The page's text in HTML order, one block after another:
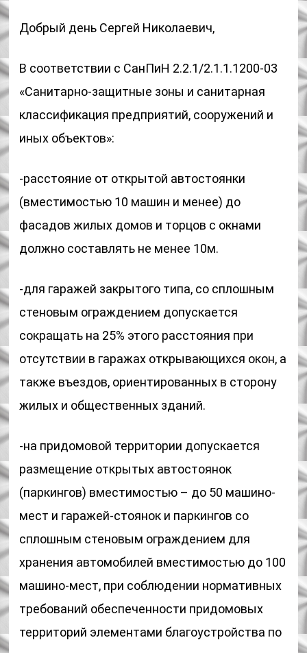
Добрый день Сергей Николаевич,
В соответствии с СанПиН 2.2.1/2.1.1.1200-03
«Санитарно-защитные зоны и санитарная
классификация предприятий, сооружений и
иных объектов»:
-расстояние от открытой автостоянки
(вместимостью 10 машин и менее) до
фасадов жилых домов и торцов с окнами
должно составлять не менее 10м.
-для гаражей закрытого типа, со сплошным
стеновым ограждением допускается
сокращать на 25% этого расстояния при
отсутствии в гаражах открывающихся окон, а
также въездов, ориентированных в сторону
жилых и общественных зданий.
-на придомовой территории допускается
размещение открытых автостоянок
(паркингов) вместимостью – до 50 машино-
мест и гаражей-стоянок и паркингов со
сплошным стеновым ограждением для
хранения автомобилей вместимостью до 100
машино-мест, при соблюдении нормативных
требований обеспеченности придомовых
территорий элементами благоустройства по